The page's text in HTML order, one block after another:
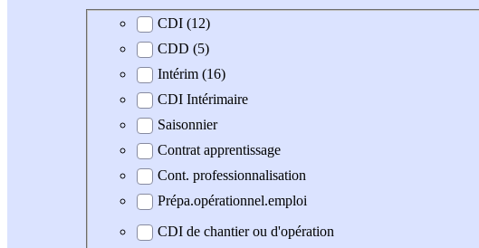
Type de contratCDI (12)
CDD (5)
Intérim (16)
CDI Intérimaire
Saisonnier
Contrat apprentissage
Cont. professionnalisation
Prépa.opérationnel.emploi
CDI de chantier ou d'opération